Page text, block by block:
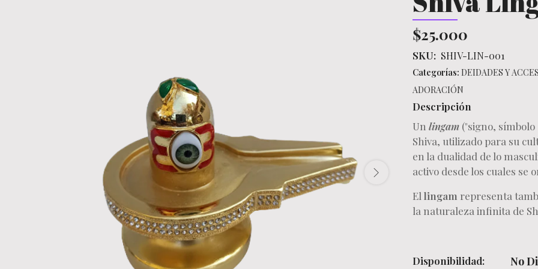
$25.000
SKU: SHIV-LIN-001
Categorías: DEIDADES Y
ADORACIÓN
Descripción
Un lingam ("signo,
Shiva, utilizado para su
en la dualidad de lo
activo desde los cuales se
El lingam representa
la naturaleza infinita de
Disponibilidad: No